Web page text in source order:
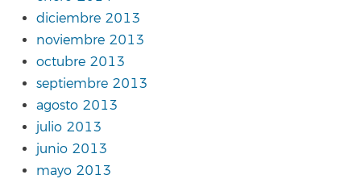
diciembre 2013
noviembre 2013
octubre 2013
septiembre 2013
agosto 2013
julio 2013
junio 2013
mayo 2013